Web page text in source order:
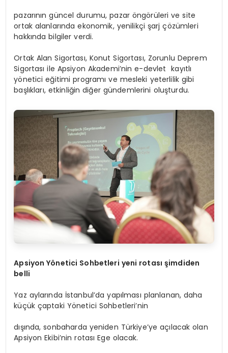
pazarının güncel durumu, pazar öngörüleri ve site
ortak alanlarında ekonomik, yenilikçi şarj çözümleri
hakkında bilgiler verdi.
Ortak Alan Sigortası, Konut Sigortası, Zorunlu Deprem
Sigortası ile Apsiyon Akademi’nin e-devlet kayıtlı
yönetici eğitimi programı ve mesleki yeterlilik gibi
başlıkları, etkinliğin diğer gündemlerini oluşturdu.
Apsiyon Yönetici Sohbetleri yeni rotası şimdiden
belli
Yaz aylarında İstanbul’da yapılması planlanan, daha
küçük çaptaki Yönetici Sohbetleri’nin
dışında, sonbaharda yeniden Türkiye’ye açılacak olan
Apsiyon Ekibi’nin rotası Ege olacak.